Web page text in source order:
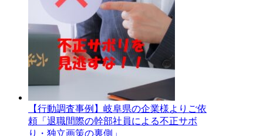
【行動調査事例】岐阜県の企業様よりご依
頼「退職間際の幹部社員による不正サボ
り・独立画策の裏側」